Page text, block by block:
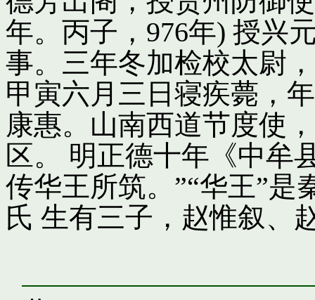
年。丙子，976年) 授兴
事。三年冬加检校太尉
甲寅六月三日寝疾薨，
康惠。山南西道节度使
区。 明正德十年《中牟
传华王所筑。”“华王”是
氏 生有三子，赵惟叙、